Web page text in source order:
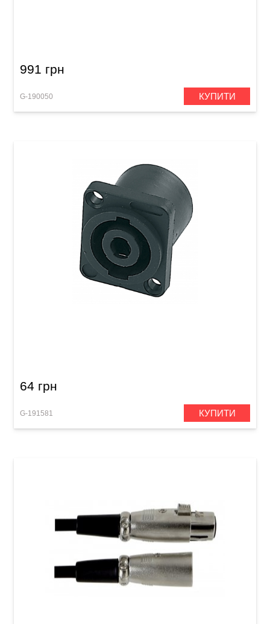
991 грн
G-190050 КУПИТИ
64 грн
G-191581 КУПИТИ